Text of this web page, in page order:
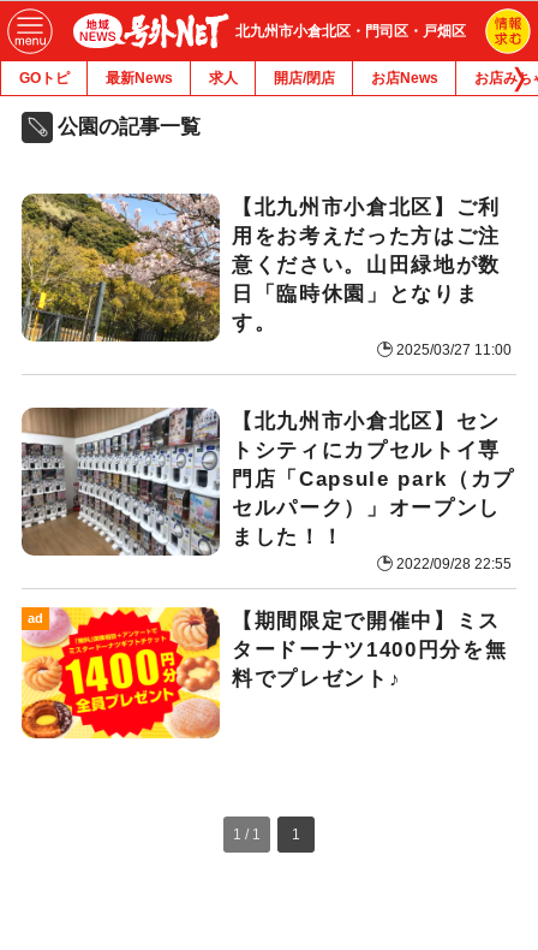
北九州市小倉北区・門司区・戸畑区
GOトピ 最新News 求人 開店/閉店 お店News お店みち
公園の記事一覧
【北九州市小倉北区】ご利
用をお考えだった方はご注
意ください。山田緑地が数
日「臨時休園」となりま
す。
2025/03/27 11:00
【北九州市小倉北区】セン
トシティにカプセルトイ専
門店「Capsule park（カプ
セルパーク）」オープンし
ました！！
2022/09/28 22:55
ad
【期間限定で開催中】ミス
タードーナツ1400円分を無
料でプレゼント♪
1 / 1 1